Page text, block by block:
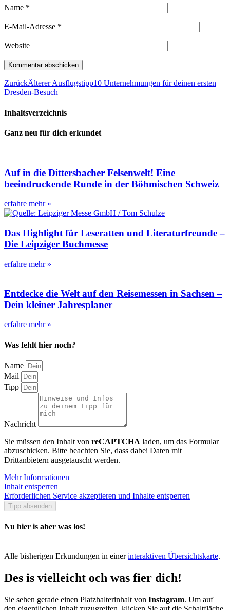
Name *
E-Mail-Adresse *
Website
ZurückÄlterer Ausflugstipp10 Unternehmungen für deinen ersten
Dresden-Besuch
Inhaltsverzeichnis
Ganz neu für dich erkundet
Auf in die Dittersbacher Felsenwelt! Eine
beeindruckende Runde in der Böhmischen Schweiz
erfahre mehr »
Das Highlight für Leseratten und Literaturfreunde –
Die Leipziger Buchmesse
erfahre mehr »
Entdecke die Welt auf den Reisemessen in Sachsen –
Dein kleiner Jahresplaner
erfahre mehr »
Was fehlt hier noch?
Name
Mail
Tipp
Nachricht
Sie müssen den Inhalt von reCAPTCHA laden, um das Formular
abzuschicken. Bitte beachten Sie, dass dabei Daten mit
Drittanbietern ausgetauscht werden.
Mehr Informationen
Inhalt entsperren
Erforderlichen Service akzeptieren und Inhalte entsperren
Tipp absenden
Nu hier is aber was los!
Alle bisherigen Erkundungen in einerinteraktiven Übersichtskarte.
Des is vielleicht och was fier dich!
Sie sehen gerade einen Platzhalterinhalt von Instagram. Um auf